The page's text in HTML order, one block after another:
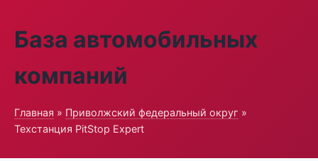
База автомобильных
компаний
Главная » Приволжский федеральный округ »
Техстанция PitStop Expert